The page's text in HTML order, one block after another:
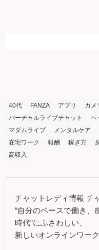
40代 FANZA アプリ カメ
バーチャルライブチャット
ヘ
マダムライブ
メンタルケア
在宅ワーク
報酬 稼ぎ方
高収入
チャットレディ情報 チ
“自分のペースで働き、
時代”にふさわしい、
新しいオンラインワー